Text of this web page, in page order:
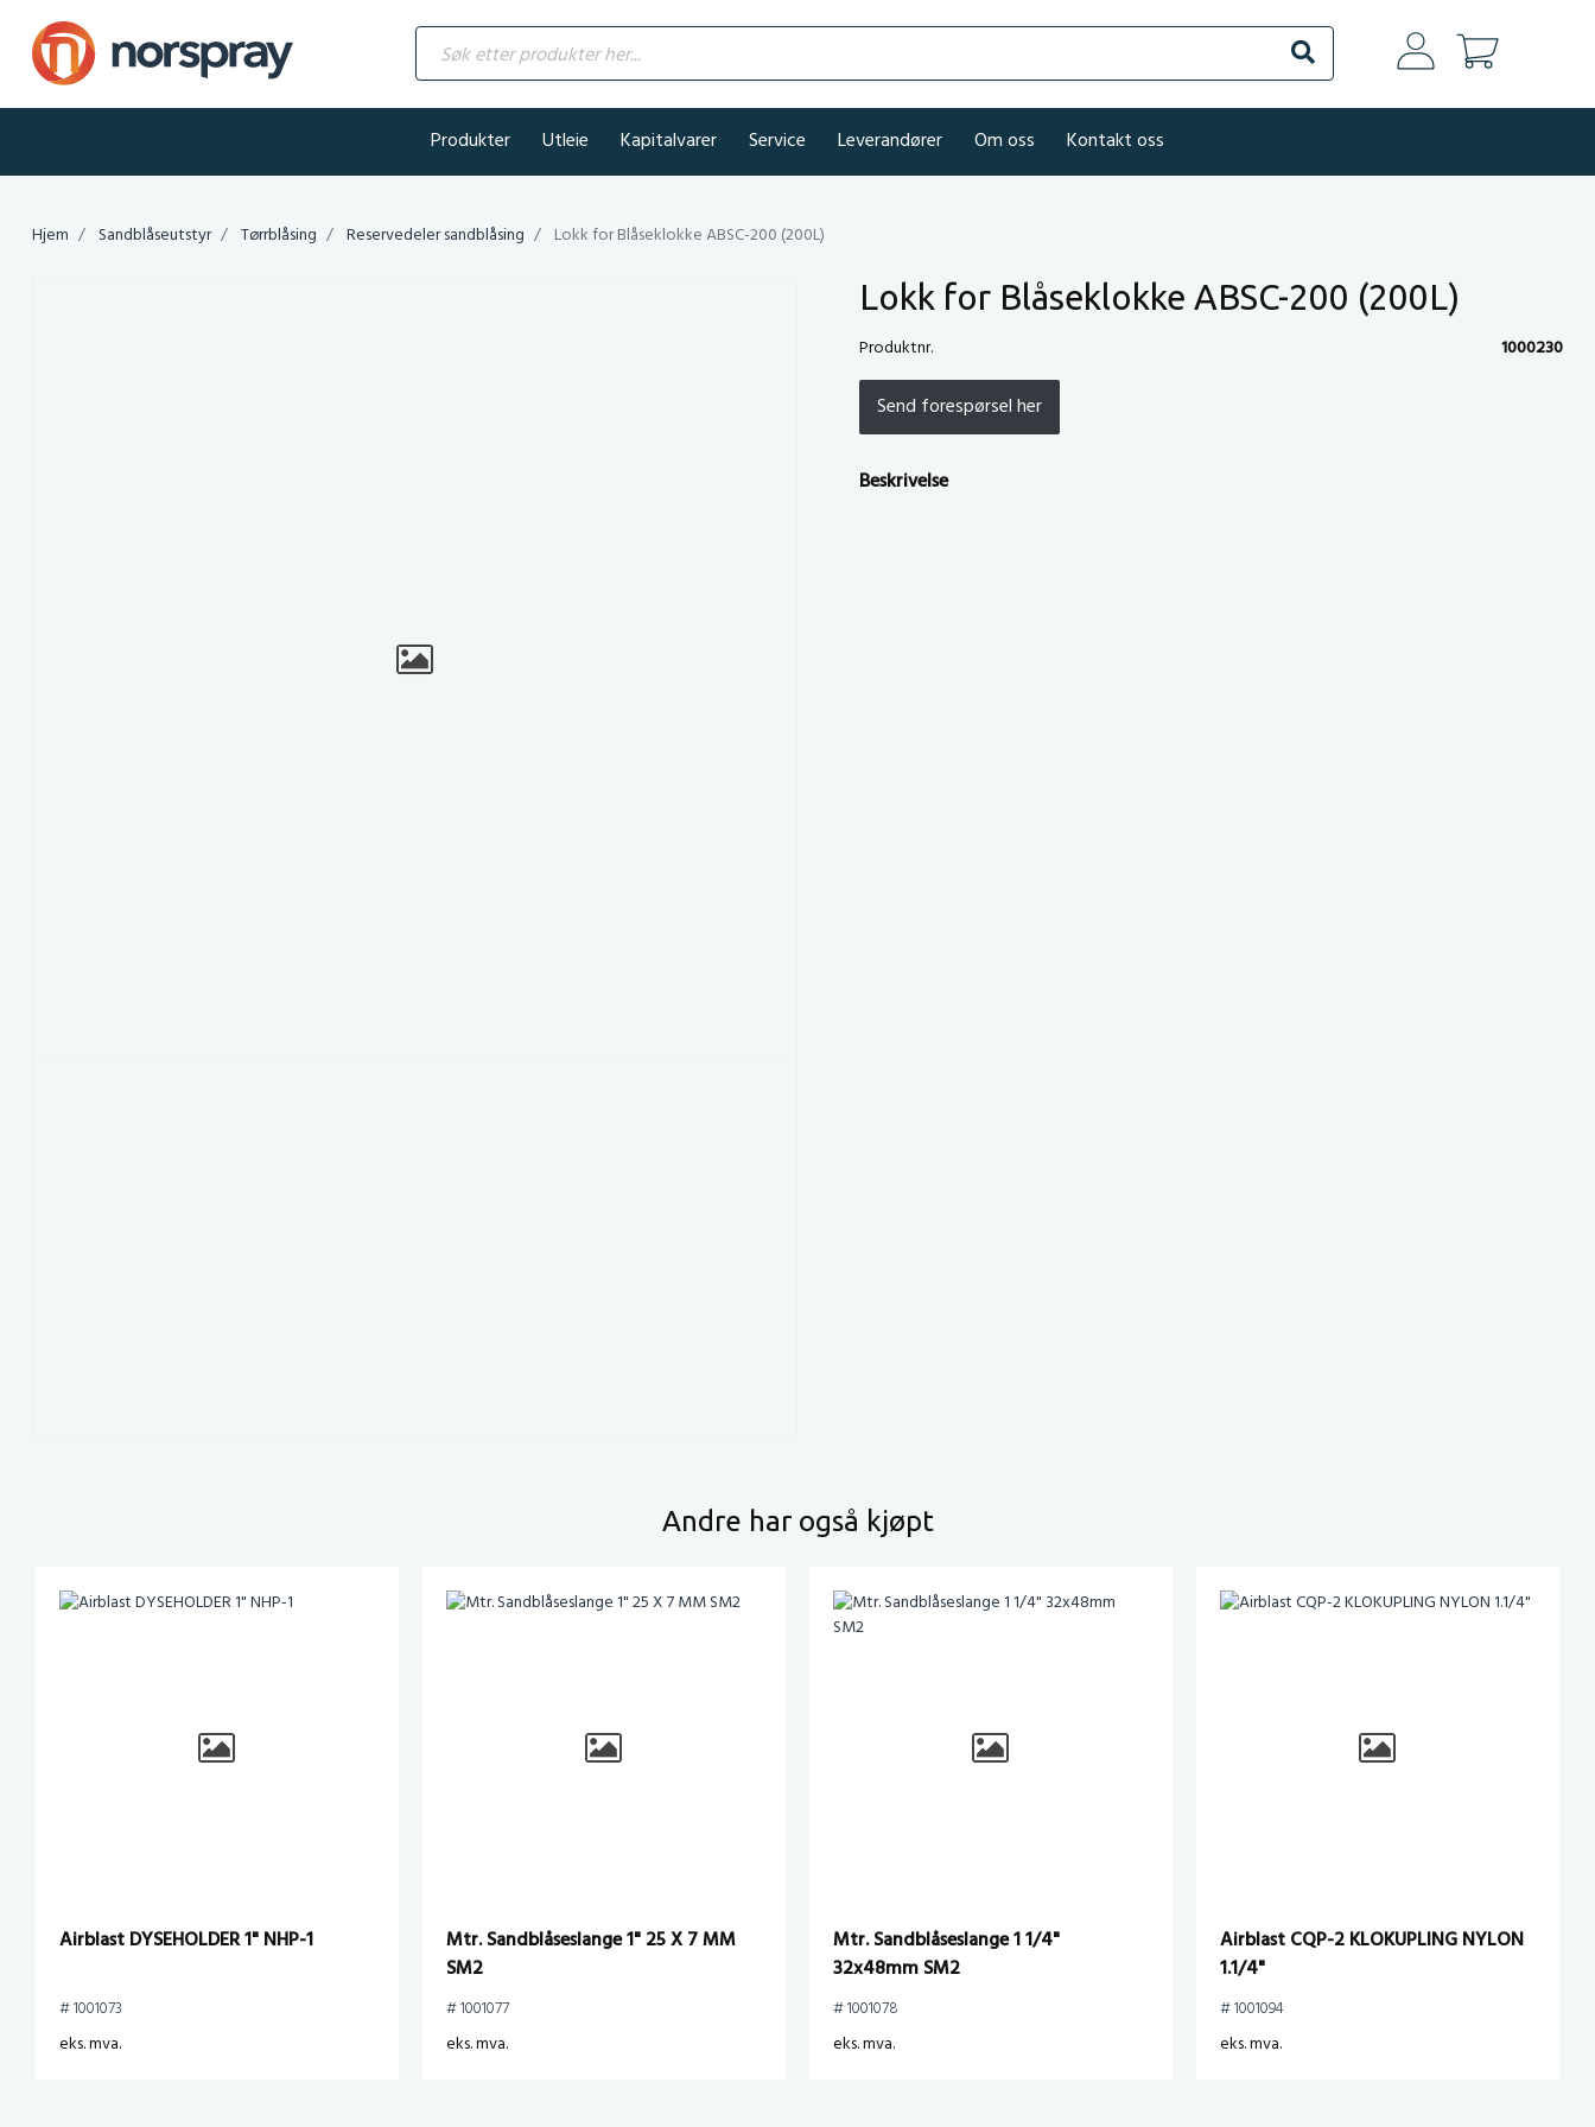
Søk etter produkter her...
Søk
Produkter
Utleie Kapitalvarer Service Leverandører Om oss Kontakt oss
Hjem Sandblåseutstyr Tørrblåsing Reservedeler sandblåsing Lokk for Blåseklokke ABSC-200 (200L)
Lokk for Blåseklokke ABSC-200 (200L)
Produktnr. 1000230
Send forespørsel her
Beskrivelse
Andre har også kjøpt
Airblast DYSEHOLDER 1" NHP-1
# 1001073
eks. mva.
Mtr. Sandblåseslange 1" 25 X 7 MM
SM2
# 1001077
eks. mva.
Mtr. Sandblåseslange 1 1/4"
32x48mm SM2
# 1001078
eks. mva.
Airblast CQP-2 KLOKUPLING NYLON
1.1/4"
# 1001094
eks. mva.